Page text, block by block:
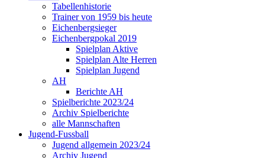
Tabellenhistorie
Trainer von 1959 bis heute
Eichenbergsieger
Eichenbergpokal 2019
Spielplan Aktive
Spielplan Alte Herren
Spielplan Jugend
AH
Berichte AH
Spielberichte 2023/24
Archiv Spielberichte
alle Mannschaften
Jugend-Fussball
Jugend allgemein 2023/24
Archiv Jugend